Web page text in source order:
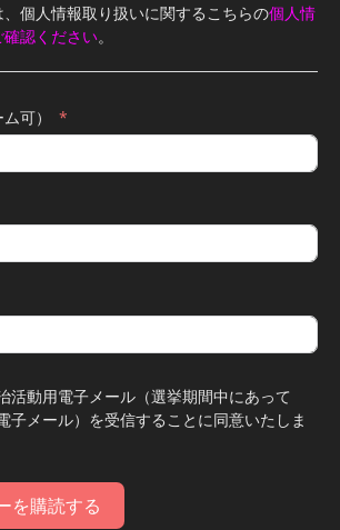
個人情報取り扱いに関するこちらの個人情
認ください。
可）
活動用電子メール（選挙期間中にあって
子メール）を受信することに同意いたしま
を購読する